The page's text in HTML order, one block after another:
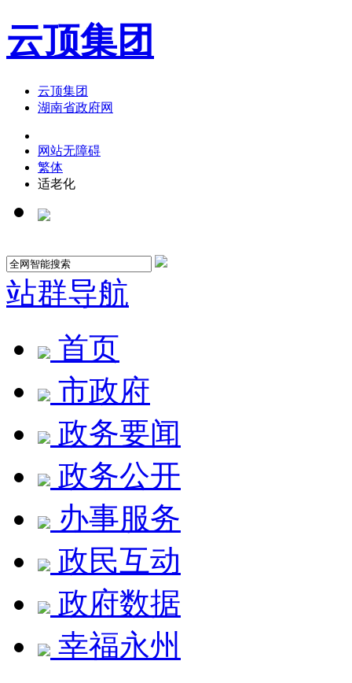
云顶集团
云顶集团
湖南省政府网
网站无障碍
繁体
适老化
站群导航
首页
市政府
政务要闻
政务公开
办事服务
政民互动
政府数据
幸福永州